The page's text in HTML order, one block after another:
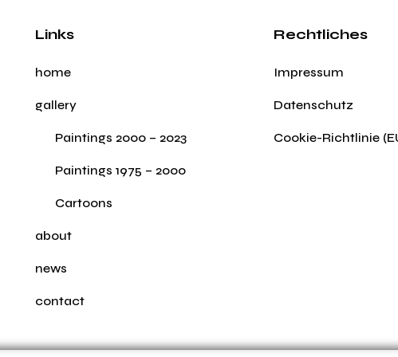
Links
home
gallery
Paintings 2000 – 2023
Paintings 1975 – 2000
Cartoons
about
news
contact
Rechtliches
Impressum
Datenschutz
Cookie-Richtlinie